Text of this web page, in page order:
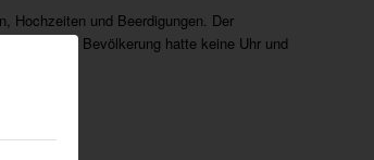
Hochzeiten und Beerdigungen. Der
der Bevölkerung hatte keine Uhr und